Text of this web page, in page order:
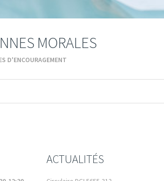
MORALES
D'ENCOURAGEMENT
ACTUALITÉS